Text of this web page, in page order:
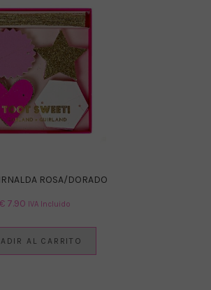
ROSA/DORADO
€ 7.90 IVA Incluido
AL CARRITO